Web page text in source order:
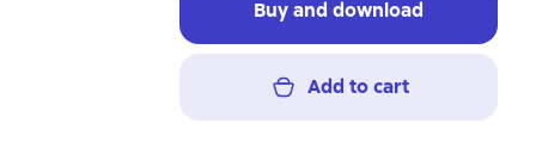
Buy and download
Add to cart